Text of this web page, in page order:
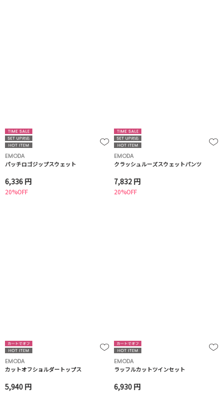
EMODA
パッチロゴジップスウェット
6,336 円
20%OFF
EMODA
クラッシュルーズスウェットパンツ
7,832 円
20%OFF
EMODA
カットオフショルダートップス
5,940 円
EMODA
ラッフルカットツインセット
6,930 円